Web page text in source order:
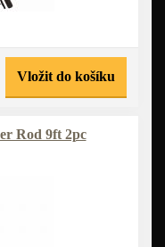
Vložit do košíku
Rod 9ft 2pc